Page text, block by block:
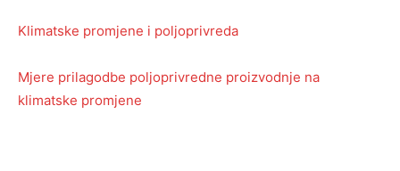
Klimatske promjene i poljoprivreda
Mjere prilagodbe poljoprivredne proizvodnje na
klimatske promjene